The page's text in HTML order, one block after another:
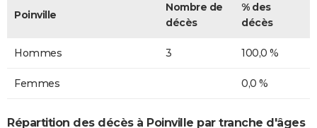
Poinville
Nombre de
décès
% des
décès
Hommes 3 100,0 %
Femmes 0,0 %
Répartition des décès à Poinville par tranche d'âges